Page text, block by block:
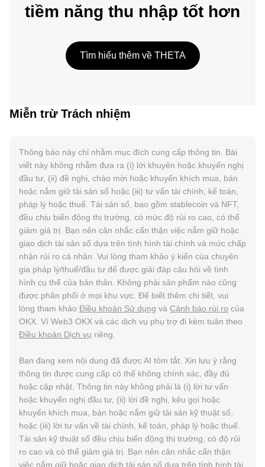
tiềm năng thu nhập tốt hơn
Tìm hiểu thêm về THETA
Miễn trừ Trách nhiệm
Thông báo này chỉ nhằm mục đích cung cấp thông tin. Bài
viết này không nhằm đưa ra (i) lời khuyên hoặc khuyến nghị
đầu tư, (ii) đề nghị, chào mời hoặc khuyến khích mua, bán
hoặc nắm giữ tài sản số hoặc (iii) tư vấn tài chính, kế toán,
pháp lý hoặc thuế. Tài sản số, bao gồm stablecoin và NFT,
đều chịu biến động thị trường, có mức độ rủi ro cao, có thể
giảm giá trị. Bạn nên cân nhắc cẩn thận việc nắm giữ hoặc
giao dịch tài sản số dựa trên tình hình tài chính và mức chấp
nhận rủi ro cá nhân. Vui lòng tham khảo ý kiến của chuyên
gia pháp lý/thuế/đầu tư để được giải đáp câu hỏi về tình
hình cụ thể của bản thân. Không phải sản phẩm nào cũng
được phân phối ở mọi khu vực. Để biết thêm chi tiết, vui
lòng tham khảo Điều khoản Sử dụng và Cảnh báo rủi ro của
OKX. Ví Web3 OKX và các dịch vụ phụ trợ đi kèm tuân theo
Điều khoản Dịch vụ riêng.
Bạn đang xem nội dung đã được AI tóm tắt. Xin lưu ý rằng
thông tin được cung cấp có thể không chính xác, đầy đủ
hoặc cập nhật. Thông tin này không phải là (i) lời tư vấn
hoặc khuyến nghị đầu tư, (ii) lời đề nghị, kêu gọi hoặc
khuyến khích mua, bán hoặc nắm giữ tài sản kỹ thuật số,
hoặc (iii) lời tư vấn về tài chính, kế toán, pháp lý hoặc thuế.
Tài sản kỹ thuật số đều chịu biến động thị trường, có độ rủi
ro cao và có thể giảm giá trị. Bạn nên cân nhắc cẩn thận
việc nắm giữ hoặc giao dịch tài sản số dựa trên tình hình tài